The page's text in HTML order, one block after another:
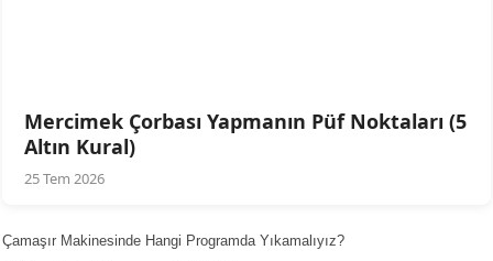
Mercimek Çorbası Yapmanın Püf Noktaları (5
Altın Kural)
25 Tem 2026
Çamaşır Makinesinde Hangi Programda Yıkamalıyız?